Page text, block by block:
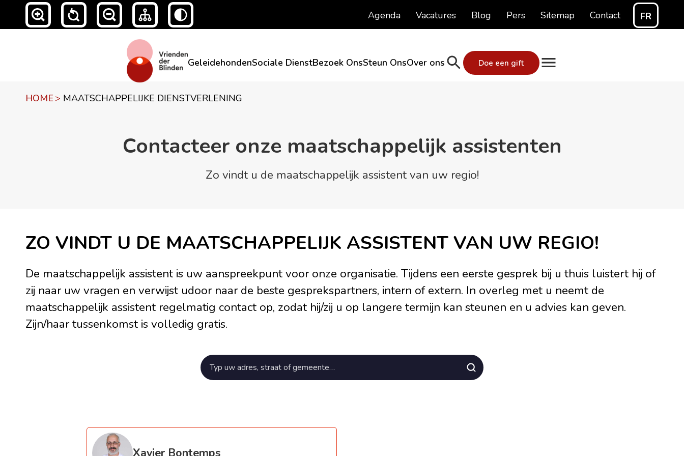
Agenda Vacatures Blog Pers Sitemap Contact FR
GeleidehondenSociale DienstBezoek OnsSteun OnsOver ons Doe een gift
HOME> MAATSCHAPPELIJKE DIENSTVERLENING
Contacteer onze maatschappelijk assistenten
Zo vindt u de maatschappelijk assistent van uw regio!
ZO VINDT U DE MAATSCHAPPELIJK ASSISTENT VAN UW REGIO!
De maatschappelijk assistent is uw aanspreekpunt voor onze organisatie. Tijdens een eerste gesprek bij u thuis luistert hij of
zij naar uw vragen en verwijst udoor naar de beste gesprekspartners, intern of extern. In overleg met u neemt de
maatschappelijk assistent regelmatig contact op, zodat hij/zij u op langere termijn kan steunen en u advies kan geven.
Zijn/haar tussenkomst is volledig gratis.
Xavier Bontemps